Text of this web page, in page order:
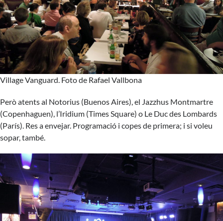
Village Vanguard. Foto de Rafael Vallbona
Però atents al Notorius (Buenos Aires), el Jazzhus Montmartre
(Copenhaguen), l’Iridium (Times Square) o Le Duc des Lombards
(París). Res a envejar. Programació i copes de primera; i si voleu
sopar, també.